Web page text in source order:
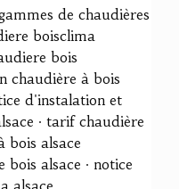
de chaudières
boisclima
bois
chaudière à bois
d'instalation et
· tarif chaudière
bois alsace
alsace · notice